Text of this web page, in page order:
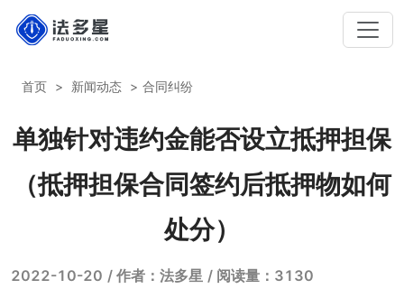
首页 新闻动态 合同纠纷
单独针对违约金能否设立抵押担保
（抵押担保合同签约后抵押物如何
处分）
2022-10-20 / 作者：法多星 / 阅读量：3130